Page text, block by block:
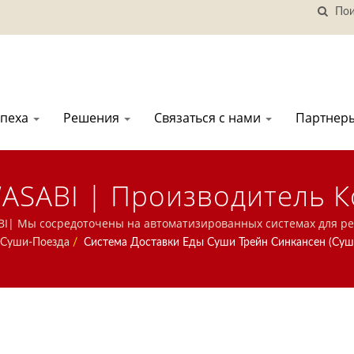
Решения Связаться с нами
| Производитель
Столовых | Hong Chiang
Мы сосредоточены на автоматизированных системах для
вращающегося суши-лента, систему заказа с
Поезда / Система Доставки Еды Суши Трейн Синкансен